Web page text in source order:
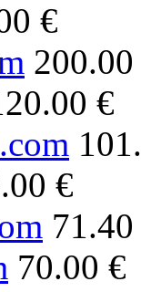
€
€
€
70.00 €